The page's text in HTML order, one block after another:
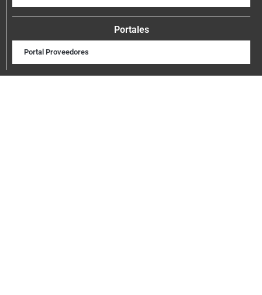
Portales
Portal Proveedores